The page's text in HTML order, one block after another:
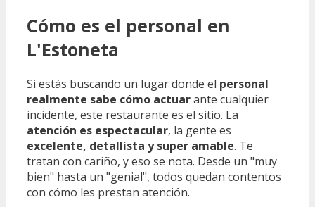
Cómo es el personal en
L'Estoneta
Si estás buscando un lugar donde el personal
realmente sabe cómo actuarante cualquier
incidente, este restaurante es el sitio. La
atención es espectacular, la gente es
excelente, detallista y super amable. Te
tratan con cariño, y eso se nota. Desde un "muy
bien" hasta un "genial", todos quedan contentos
con cómo les prestan atención.